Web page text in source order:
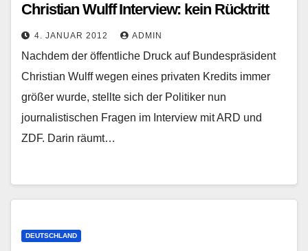
Christian Wulff Interview: kein Rücktritt
4. JANUAR 2012 ADMIN
Nachdem der öffentliche Druck auf Bundespräsident
Christian Wulff wegen eines privaten Kredits immer
größer wurde, stellte sich der Politiker nun
journalistischen Fragen im Interview mit ARD und
ZDF. Darin räumt…
DEUTSCHLAND